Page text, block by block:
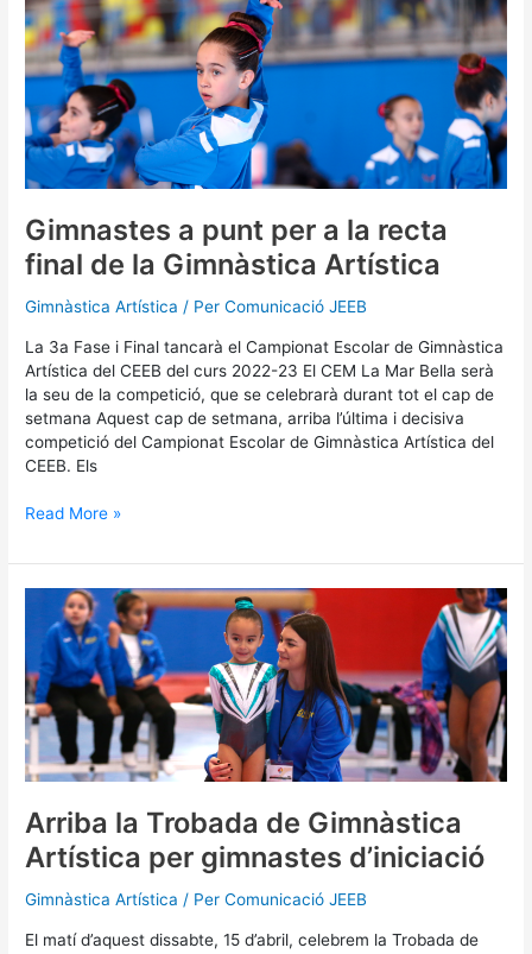
Gimnastes a punt per a la recta
final de la Gimnàstica Artística
Gimnàstica Artística / Per Comunicació JEEB
La 3a Fase i Final tancarà el Campionat Escolar de Gimnàstica
Artística del CEEB del curs 2022-23 El CEM La Mar Bella serà
la seu de la competició, que se celebrarà durant tot el cap de
setmana Aquest cap de setmana, arriba l’última i decisiva
competició del Campionat Escolar de Gimnàstica Artística del
CEEB. Els
Gimnastes
a
punt
per
la
recta
la
Gimnàstica
Artística
Read More »
Arriba la Trobada de Gimnàstica
Artística per gimnastes d’iniciació
Gimnàstica Artística / Per Comunicació JEEB
El matí d’aquest dissabte, 15 d’abril, celebrem la Trobada de
Arriba
Trobada
de
Gimnàstica
Artística
per
gimnastes